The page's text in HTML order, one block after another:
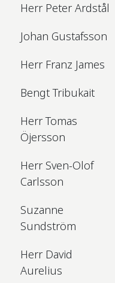
Herr Peter Ardstål
Johan Gustafsson
Herr Franz James
Bengt Tribukait
Herr Tomas
Öjersson
Herr Sven-Olof
Carlsson
Suzanne
Sundström
Herr David
Aurelius